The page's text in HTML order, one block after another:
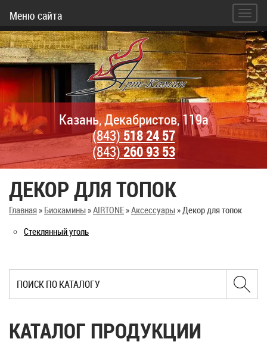
Меню сайта
Казань, Декабристов, 119а
(843)518 24 57
(843)260 93 53
ДЕКОР ДЛЯ ТОПОК
Главная» Биокамины»AIRTONE»Аксессуары»Декор для топок
Стеклянный уголь
КАТАЛОГ ПРОДУКЦИИ